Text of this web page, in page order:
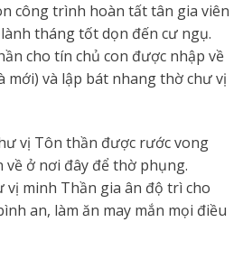
công trình hoàn tất tân gia viên
tháng tốt dọn đến cư ngụ.
cho tín chủ con được nhập về
mới) và lập bát nhang thờ chư vị
vị Tôn thần được rước vong
ở nơi đây để thờ phụng.
vị minh Thần gia ân độ trì cho
an, làm ăn may mắn mọi điều